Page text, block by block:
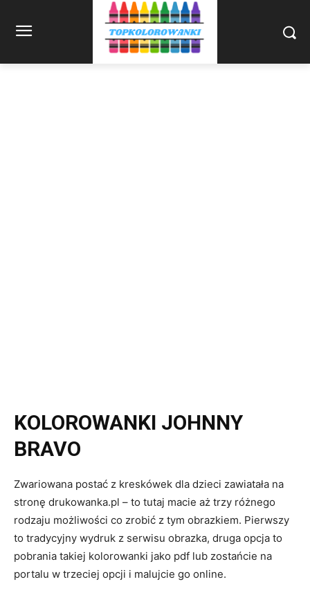
KOLOROWANKI JOHNNY
BRAVO
Zwariowana postać z kreskówek dla dzieci zawiatała na
stronę drukowanka.pl – to tutaj macie aż trzy różnego
rodzaju możliwości co zrobić z tym obrazkiem. Pierwszy
to tradycyjny wydruk z serwisu obrazka, druga opcja to
pobrania takiej kolorowanki jako pdf lub zostańcie na
portalu w trzeciej opcji i malujcie go online.